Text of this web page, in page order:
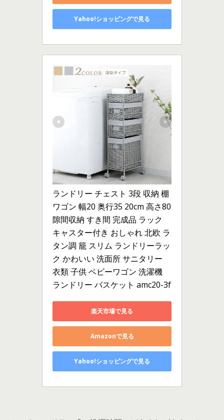
Yahoo!ショッピングで見る
ランドリー チェスト 3段 収納 棚
ワゴン 幅20 奥行35 20cm 高さ80
隙間収納 すき間 完成品 ラック
キャスター付き おしゃれ 北欧 ラ
タン調 籠 スリム ランドリーラッ
ク かわいい 洗面所 サニタリー
衣類 子供 ベビーワゴン 洗濯機
ランドリー バスケット amc20-3f
楽天市場で見る
Amazonで見る
Yahoo!ショッピングで見る